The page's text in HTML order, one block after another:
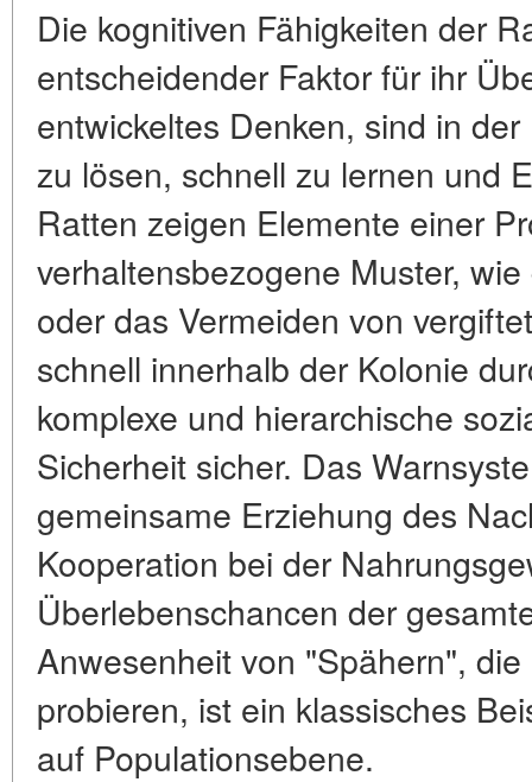
Die kognitiven Fähigkeiten der
entscheidender Faktor für ihr
entwickeltes Denken, sind in
zu lösen, schnell zu lernen und
Ratten zeigen Elemente einer
verhaltensbezogene Muster,
oder das Vermeiden von
schnell innerhalb der Kolonie
komplexe und hierarchische
Sicherheit sicher. Das
gemeinsame Erziehung des
Kooperation bei der
Überlebenschancen der
Anwesenheit von "Spähern",
probieren, ist ein klassisches
auf Populationsebene.